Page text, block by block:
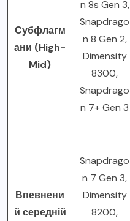
Субфлагм
ани (High-
Mid)
n 8s Gen 3,
Snapdrago
n 8 Gen 2,
Dimensity
8300,
Snapdrago
n 7+ Gen 3
Впевнени
й середній
Snapdrago
n 7 Gen 3,
Dimensity
8200,